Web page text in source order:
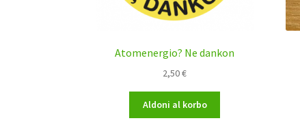
Atomenergio? Ne dankon
2,50€
Aldoni al korbo